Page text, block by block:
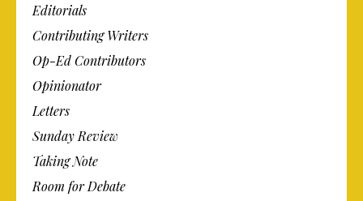
Editorials
Contributing Writers
Op-Ed Contributors
Opinionator
Letters
Sunday Review
Taking Note
Room for Debate